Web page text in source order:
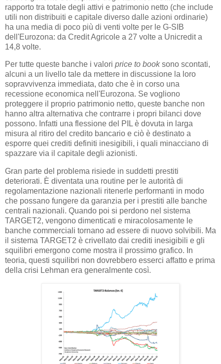
rapporto tra totale degli attivi e patrimonio netto (che include
utili non distribuiti e capitale diverso dalle azioni ordinarie)
ha una media di poco più di venti volte per le G-SIB
dell'Eurozona: da Credit Agricole a 27 volte a Unicredit a
14,8 volte.
Per tutte queste banche i valori price to booksono scontati,
alcuni a un livello tale da mettere in discussione la loro
sopravvivenza immediata, dato che è in corso una
recessione economica nell'Eurozona. Se vogliono
proteggere il proprio patrimonio netto, queste banche non
hanno altra alternativa che contrarre i propri bilanci dove
possono. Infatti una flessione del PIL è dovuta in larga
misura al ritiro del credito bancario e ciò è destinato a
esporre quei crediti definiti inesigibili, i quali minacciano di
spazzare via il capitale degli azionisti.
Gran parte del problema risiede in suddetti prestiti
deteriorati. È diventata una routine per le autorità di
regolamentazione nazionali ritenerle performanti in modo
che possano fungere da garanzia per i prestiti alle banche
centrali nazionali. Quando poi si perdono nel sistema
TARGET2, vengono dimenticati e miracolosamente le
banche commerciali tornano ad essere di nuovo solvibili. Ma
il sistema TARGET2 è crivellato dai crediti inesigibili e gli
squilibri emergono come mostra il prossimo grafico. In
teoria, questi squilibri non dovrebbero esserci affatto e prima
della crisi Lehman era generalmente così.